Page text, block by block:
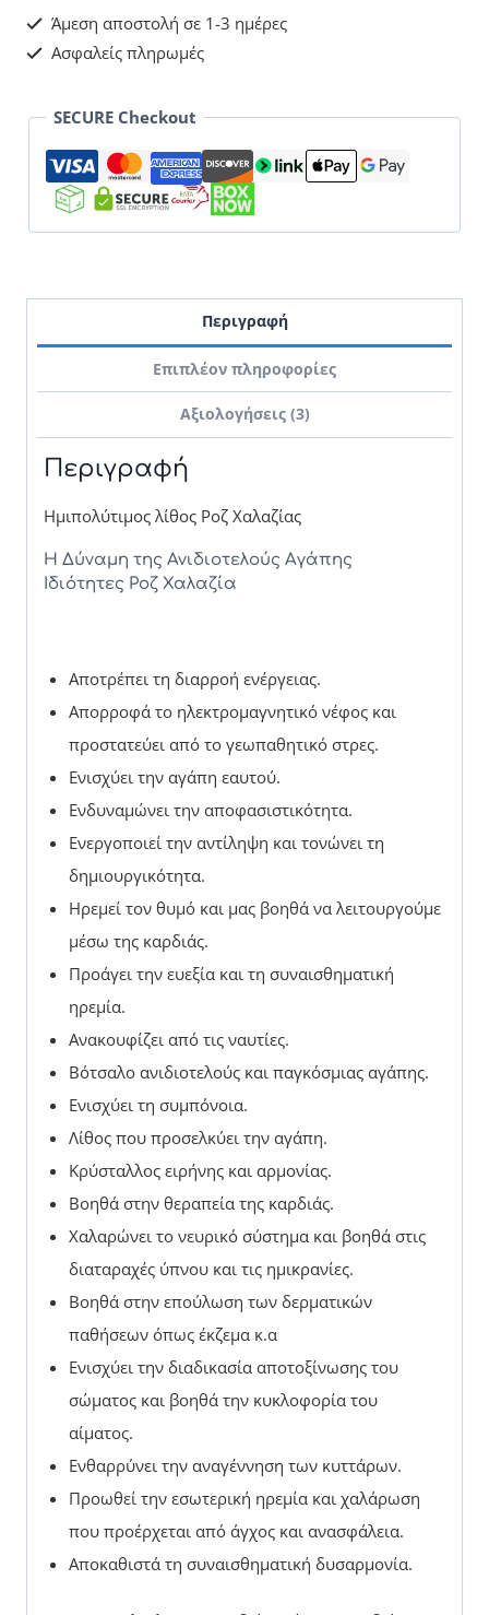
Άμεση αποστολή σε 1-3 ημέρες
Ασφαλείς πληρωμές
SECURE Checkout
Περιγραφή
Επιπλέον πληροφορίες
Αξιολογήσεις (3)
Περιγραφή
Ημιπολύτιμος λίθος Ροζ Χαλαζίας
Η Δύναμη της Ανιδιοτελούς Αγάπης
Ιδιότητες Ροζ Χαλαζία
Αποτρέπει τη διαρροή ενέργειας.
Απορροφά το ηλεκτρομαγνητικό νέφος και
προστατεύει από το γεωπαθητικό στρες.
Ενισχύει την αγάπη εαυτού.
Ενδυναμώνει την αποφασιστικότητα.
Ενεργοποιεί την αντίληψη και τονώνει τη
δημιουργικότητα.
Ηρεμεί τον θυμό και μας βοηθά να λειτουργούμε
μέσω της καρδιάς.
Προάγει την ευεξία και τη συναισθηματική
ηρεμία.
Ανακουφίζει από τις ναυτίες.
Βότσαλο ανιδιοτελούς και παγκόσμιας αγάπης.
Ενισχύει τη συμπόνοια.
Λίθος που προσελκύει την αγάπη.
Κρύσταλλος ειρήνης και αρμονίας.
Βοηθά στην θεραπεία της καρδιάς.
Χαλαρώνει το νευρικό σύστημα και βοηθά στις
διαταραχές ύπνου και τις ημικρανίες.
Βοηθά στην επούλωση των δερματικών
παθήσεων όπως έκζεμα κ.α
Ενισχύει την διαδικασία αποτοξίνωσης του
σώματος και βοηθά την κυκλοφορία του
αίματος.
Ενθαρρύνει την αναγέννηση των κυττάρων.
Προωθεί την εσωτερική ηρεμία και χαλάρωση
που προέρχεται από άγχος και ανασφάλεια.
Αποκαθιστά τη συναισθηματική δυσαρμονία.